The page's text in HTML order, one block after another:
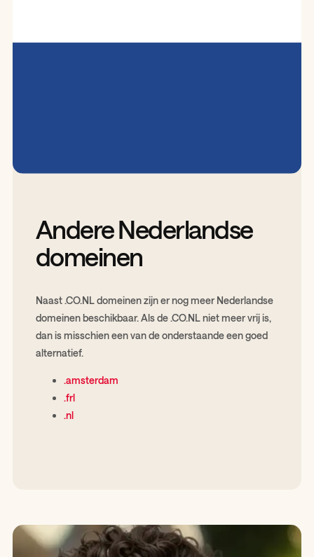
Andere Nederlandse
domeinen
Naast .CO.NL domeinen zijn er nog meer Nederlandse
domeinen beschikbaar. Als de .CO.NL niet meer vrij is,
dan is misschien een van de onderstaande een goed
alternatief.
.amsterdam
.frl
.nl